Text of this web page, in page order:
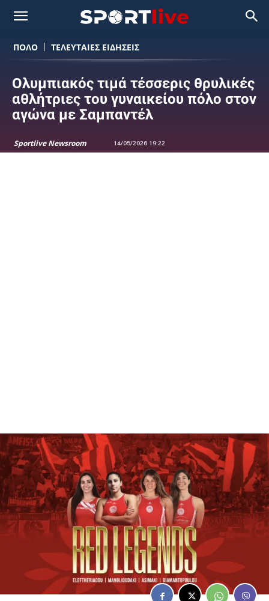
ΠΟΛΟ ΤΕΛΕΥΤΑΙΕΣ ΕΙΔΗΣΕΙΣ
Ολυμπιακός τιμά τέσσερις θρυλικές
αθλήτριες του γυναικείου πόλο στον
αγώνα με Σαμπαντέλ
Sportlive Newsroom 14/05/2026 19:22